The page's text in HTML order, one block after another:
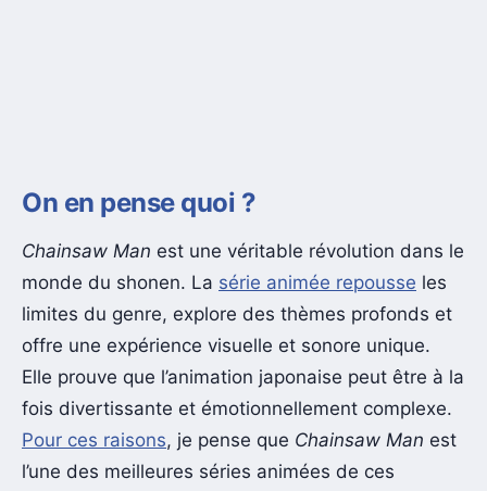
On en pense quoi ?
Chainsaw Man est une véritable révolution dans le
monde du shonen. La série animée repousse les
limites du genre, explore des thèmes profonds et
offre une expérience visuelle et sonore unique.
Elle prouve que l’animation japonaise peut être à la
fois divertissante et émotionnellement complexe.
Pour ces raisons, je pense que Chainsaw Man est
l’une des meilleures séries animées de ces